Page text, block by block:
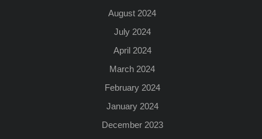
August 2024
July 2024
April 2024
March 2024
February 2024
January 2024
December 2023